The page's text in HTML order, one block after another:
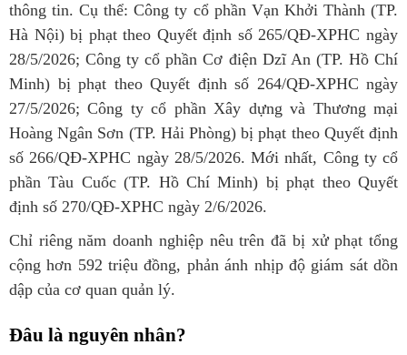
thông tin. Cụ thể: Công ty cổ phần Vạn Khởi Thành (TP.
Hà Nội) bị phạt theo Quyết định số 265/QĐ-XPHC ngày
28/5/2026; Công ty cổ phần Cơ điện Dzĩ An (TP. Hồ Chí
Minh) bị phạt theo Quyết định số 264/QĐ-XPHC ngày
27/5/2026; Công ty cổ phần Xây dựng và Thương mại
Hoàng Ngân Sơn (TP. Hải Phòng) bị phạt theo Quyết định
số 266/QĐ-XPHC ngày 28/5/2026. Mới nhất, Công ty cổ
phần Tàu Cuốc (TP. Hồ Chí Minh) bị phạt theo Quyết
định số 270/QĐ-XPHC ngày 2/6/2026.
Chỉ riêng năm doanh nghiệp nêu trên đã bị xử phạt tổng
cộng hơn 592 triệu đồng, phản ánh nhịp độ giám sát dồn
dập của cơ quan quản lý.
Đâu là nguyên nhân?